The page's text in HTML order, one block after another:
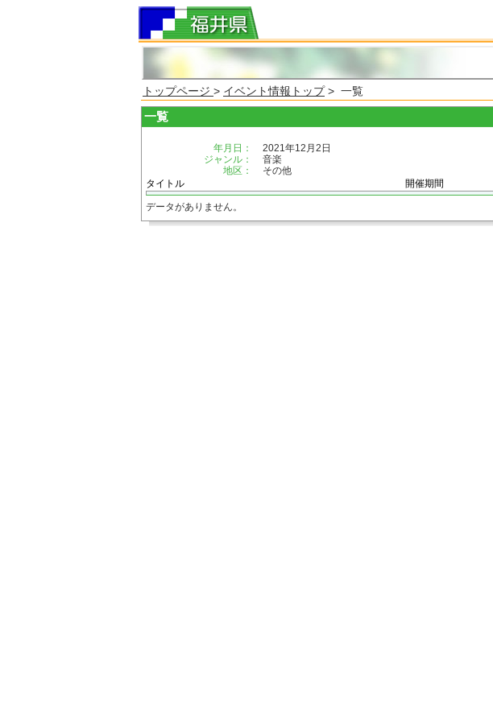
トップページ > イベント情報トップ> 一覧
一覧
年月日：
2021年12月2日
ジャンル：
音楽
地区：
その他
タイトル
開催期間
データがありません。